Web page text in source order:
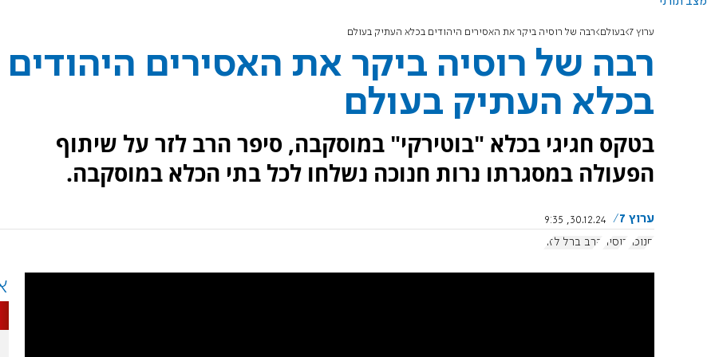
ערוץ 7 בעולם רבה של רוסיה ביקר את האסירים היהודים בכלא העתיק בעולם
רבה של רוסיה ביקר את האסירים היהודים
בכלא העתיק בעולם
בטקס חגיגי בכלא "בוטירקי" במוסקבה, סיפר הרב לזר על שיתוף
הפעולה במסגרתו נרות חנוכה נשלחו לכל בתי הכלא במוסקבה.
ערוץ 7
30.12.24, 9:35
חנוכה
רוסיה הרב ברל לזר